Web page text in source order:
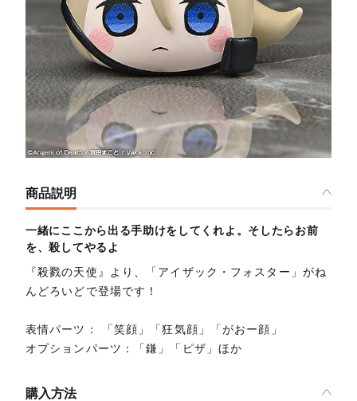
商品説明
一緒にここから出る手助けをしてくれよ。そしたらお前
を、殺してやるよ
『殺戮の天使』より、「アイザック・フォスター」がね
んどろいどで登場です！
表情パーツ： 「笑顔」「狂気顔」「がおー顔」
オプションパーツ：「鎌」「ピザ」ほか
購入方法